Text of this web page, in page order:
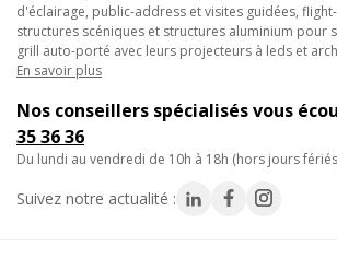
d'éclairage, public-address et visites guidées,
structures scéniques et structures aluminium pour
grill auto-porté avec leurs projecteurs à leds et
En savoir plus
Nos conseillers spécialisés vous
35 36 36
du lundi au vendredi de 10h à 18h (hors jours
Suivez notre actualité :